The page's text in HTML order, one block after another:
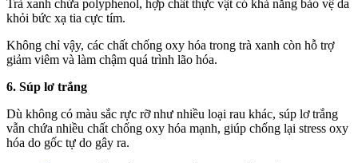
Trà xanh chứa polyphenol, hợp chất thực vật có khả năng bảo vệ da
khỏi bức xạ tia cực tím.
Không chỉ vậy, các chất chống oxy hóa trong trà xanh còn hỗ trợ
giảm viêm và làm chậm quá trình lão hóa.
6. Súp lơ trắng
Dù không có màu sắc rực rỡ như nhiều loại rau khác, súp lơ trắng
vẫn chứa nhiều chất chống oxy hóa mạnh, giúp chống lại stress oxy
hóa do gốc tự do gây ra.